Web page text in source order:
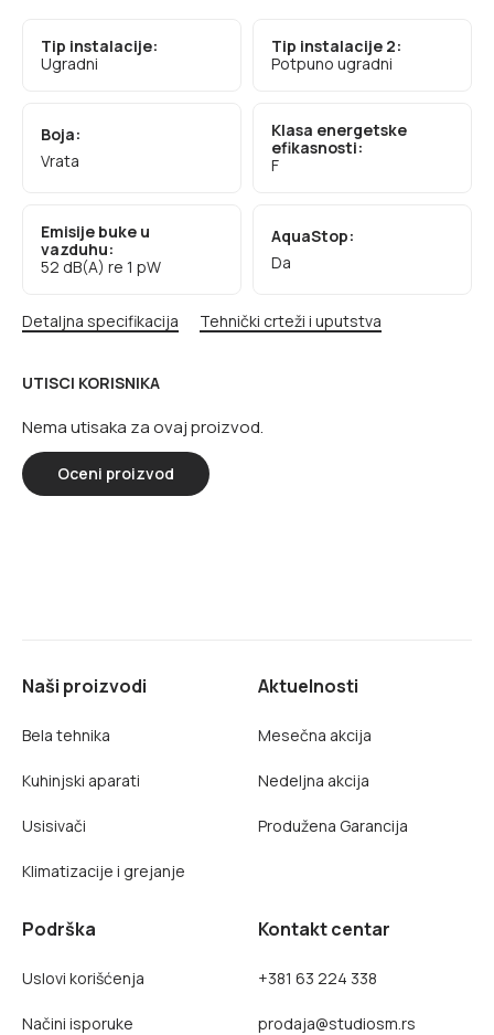
Tip instalacije:
Ugradni
Tip instalacije 2:
Potpuno ugradni
Boja:
Vrata
Klasa energetske
efikasnosti:
F
Emisije buke u
vazduhu:
52 dB(A) re 1 pW
AquaStop:
Da
Detaljna specifikacija Tehnički crteži i uputstva
UTISCI KORISNIKA
Nema utisaka za ovaj proizvod.
Oceni proizvod
Naši proizvodi
Bela tehnika
Kuhinjski aparati
Usisivači
Klimatizacije i grejanje
Aktuelnosti
Mesečna akcija
Nedeljna akcija
Produžena Garancija
Podrška
Uslovi korišćenja
Načini isporuke
Kontakt centar
+381 63 224 338
prodaja@studiosm.rs